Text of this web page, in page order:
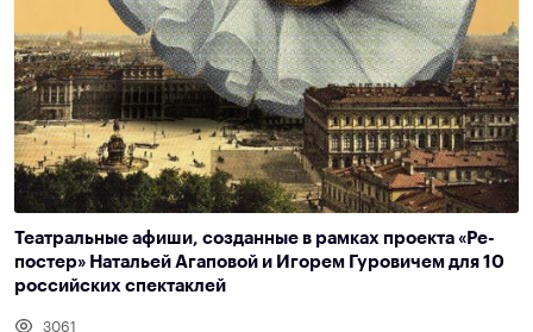
Театральные афиши, созданные в рамках проекта «Ре-
постер» Натальей Агаповой и Игорем Гуровичем для 10
российских спектаклей
3061